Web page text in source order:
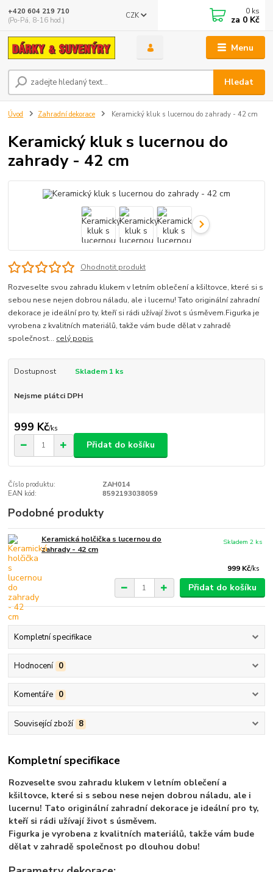
Menu
CZK
Hledat
+420 604 219 710
(Po-Pá, 8-16 hod.)
0 ks
za 0 Kč
Úvod Zahradní dekorace Keramický kluk s lucernou do zahrady - 42 cm
Keramický kluk s lucernou do
zahrady - 42 cm
Ohodnotit produkt
Rozveselte svou zahradu klukem v letním oblečení a kšiltovce, které si s
sebou nese nejen dobrou náladu, ale i lucernu! Tato originální zahradní
dekorace je ideální pro ty, kteří si rádi užívají život s úsměvem.Figurka je
vyrobena z kvalitních materiálů, takže vám bude dělat v zahradě
společnost... celý popis
Dostupnost Skladem 1 ks
Nejsme plátci DPH
999 Kč/ks
Přidat do košíku
Číslo produktu:
ZAH014
EAN kód:
8592193038059
Podobné produkty
Keramická holčička s lucernou do
zahrady - 42 cm
999 Kč/ks
Skladem 2 ks
Přidat do košíku
Kompletní specifikace
Hodnocení 0
Komentáře 0
Související zboží 8
Kompletní specifikace
Rozveselte svou zahradu klukem v letním oblečení a
kšiltovce, které si s sebou nese nejen dobrou náladu, ale i
lucernu! Tato originální zahradní dekorace je ideální pro ty,
kteří si rádi užívají život s úsměvem.
Figurka je vyrobena z kvalitních materiálů, takže vám bude
dělat v zahradě společnost po dlouhou dobu!